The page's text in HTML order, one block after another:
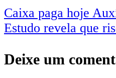
Caixa paga hoje
Estudo revela que
Deixe um